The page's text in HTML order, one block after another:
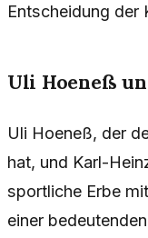
Entscheidung der
Uli Hoeneß
Uli Hoeneß, der
hat, und Karl-
sportliche Erbe
einer